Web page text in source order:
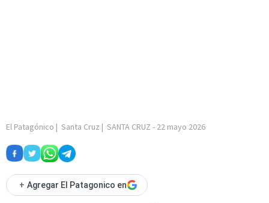
El Patagónico | Santa Cruz | SANTA CRUZ - 22 mayo 2026
+ Agregar El Patagonico en